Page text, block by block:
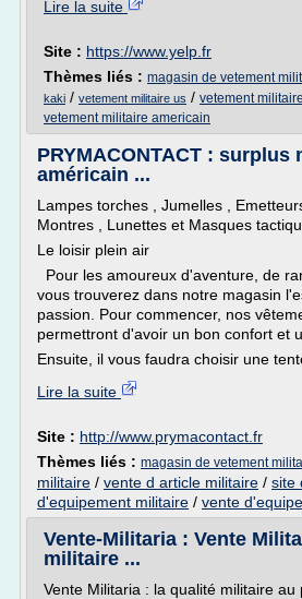
Lire la suite
Site : https://www.yelp.fr
Thèmes liés : magasin de vetement
kaki / vetement militaire us / vetement
vetement militaire americain
PRYMACONTACT :
américain ...
Lampes torches , Jumelles ,
Montres , Lunettes et Masques
Le loisir plein air
Pour les amoureux d'aventure, de
vous trouverez dans notre magasin
passion. Pour commencer, nos
permettront d'avoir un bon confort et
Ensuite, il vous faudra choisir une
Lire la suite
Site : http://www.prymacontact.fr
Thèmes liés : magasin de vetement
militaire / vente d article militaire / site
d'equipement militaire / vente
Vente-Militaria : Vente
militaire ...
Vente Militaria : la qualité militaire au